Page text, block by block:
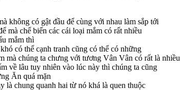
không có gật đầu để cùng với nhau làm sắp tới
mà chế biến các cái loại mắm có rất nhiều
mắm thì
có thể cạnh tranh cũng có thể có những
mà chúng ta chưng với tương Vân Vân có rất là nhiều
về lâu tuy nhiên vào lúc này thì chúng ta cũng
Ăn quá mặn
là chung quanh hai từ nó khá là quen thuộc